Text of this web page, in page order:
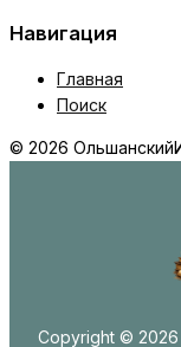
Навигация
Главная
Поиск
© 2026 Ольшанский
Copyright ©